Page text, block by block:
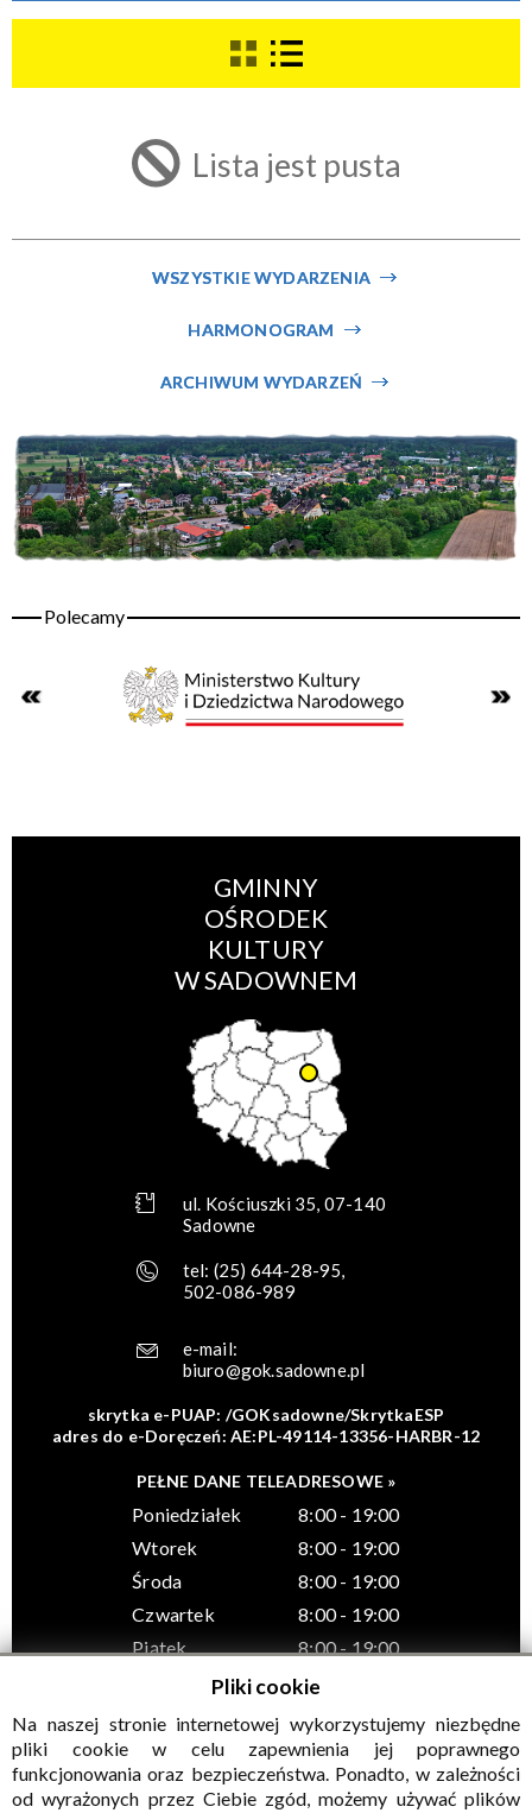
Trwające w zakresie
—
Miejsce
ten
filtr
Lista jest pusta
WSZYSTKIE WYDARZENIA
HARMONOGRAM
ARCHIWUM WYDARZEŃ
GMINNY
OŚRODEK
KULTURY
W SADOWNEM
ul. Kościuszki 35, 07-140
Sadowne
tel: (25) 644-28-95,
502-086-989
e-mail:
biuro@gok.sadowne.pl
skrytka e-PUAP: /GOKsadowne/SkrytkaESP
adres do e-Doręczeń: AE:PL-49114-13356-HARBR-12
PEŁNE DANE TELEADRESOWE »
Poniedziałek
8:00 - 19:00
Wtorek
8:00 - 19:00
Środa
8:00 - 19:00
Czwartek
8:00 - 19:00
Piątek
8:00 - 19:00
© Wszelkie prawa zastrzeżone, Gminny Ośrodek Kultury w
Sadownem
Pliki cookie
Na naszej stronie internetowej wykorzystujemy niezbędne
pliki cookie w celu zapewnienia jej poprawnego
funkcjonowania oraz bezpieczeństwa. Ponadto, w zależności
od wyrażonych przez Ciebie zgód, możemy używać plików